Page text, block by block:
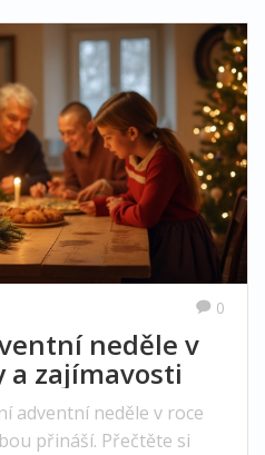
0
neděle v
a zajímavosti
adventní neděle v roce
přináší. Přečtěte si